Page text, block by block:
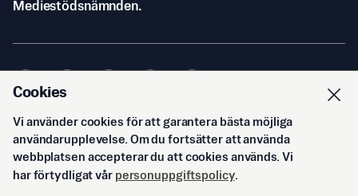
Mediestödsnämnden.
© Svenska Epoch Times AB2026
Cookies
Vi använder cookies för att garantera bästa möjliga
användarupplevelse. Om du fortsätter att använda
webbplatsen accepterar du att cookies används. Vi
har förtydligat vår personuppgiftspolicy.